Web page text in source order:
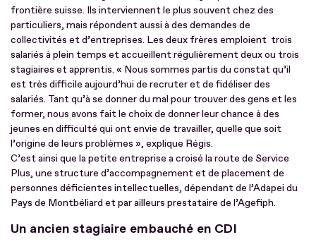
frontière suisse. Ils interviennent le plus souvent chez des
particuliers, mais répondent aussi à des demandes de
collectivités et d’entreprises. Les deux frères emploient trois
salariés à plein temps et accueillent régulièrement deux ou trois
stagiaires et apprentis. « Nous sommes partis du constat qu’il
est très difficile aujourd’hui de recruter et de fidéliser des
salariés. Tant qu’à se donner du mal pour trouver des gens et les
former, nous avons fait le choix de donner leur chance à des
jeunes en difficulté qui ont envie de travailler, quelle que soit
l’origine de leurs problèmes », explique Régis.
C’est ainsi que la petite entreprise a croisé la route de Service
Plus, une structure d’accompagnement et de placement de
personnes déficientes intellectuelles, dépendant de l’Adapei du
Pays de Montbéliard et par ailleurs prestataire de l’Agefiph.
Un ancien stagiaire embauché en CDI